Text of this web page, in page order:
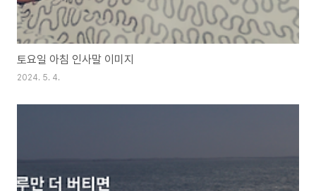
토요일 아침 인사말 이미지
2024. 5. 4.